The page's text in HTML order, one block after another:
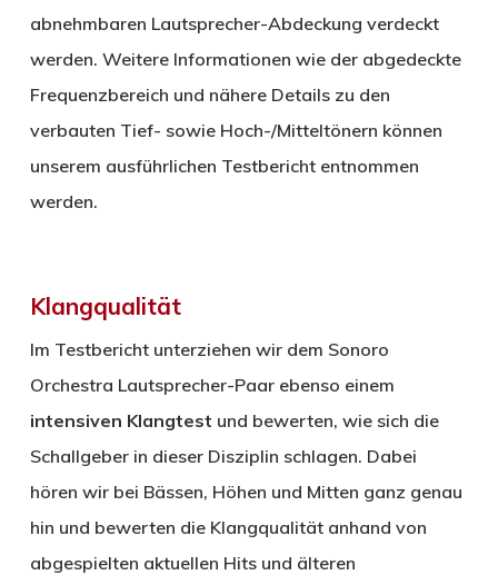
abnehmbaren Lautsprecher-Abdeckung verdeckt
werden. Weitere Informationen wie der abgedeckte
Frequenzbereich und nähere Details zu den
verbauten Tief- sowie Hoch-/Mitteltönern können
unserem ausführlichen Testbericht entnommen
werden.
Klangqualität
Im Testbericht unterziehen wir dem Sonoro
Orchestra Lautsprecher-Paar ebenso einem
intensiven Klangtest und bewerten, wie sich die
Schallgeber in dieser Disziplin schlagen. Dabei
hören wir bei Bässen, Höhen und Mitten ganz genau
hin und bewerten die Klangqualität anhand von
abgespielten aktuellen Hits und älteren